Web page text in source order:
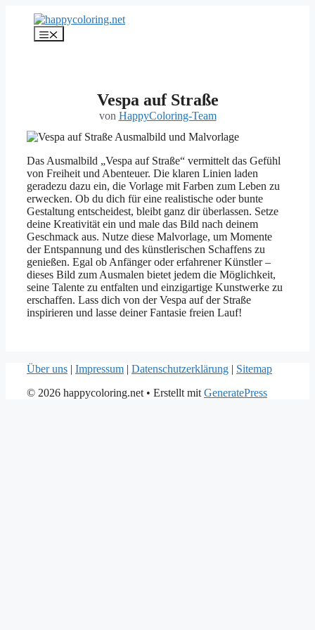
springen
Menü
Vespa auf Straße
von HappyColoring-Team
Das Ausmalbild „Vespa auf Straße“ vermittelt das Gefühl
von Freiheit und Abenteuer. Die klaren Linien laden
geradezu dazu ein, die Vorlage mit Farben zum Leben zu
erwecken. Ob du dich für eine realistische oder bunte
Gestaltung entscheidest, bleibt ganz dir überlassen. Setze
deine Kreativität ein und male das Bild nach deinem
Geschmack aus. Nutze diese Malvorlage, um Momente
der Entspannung und des künstlerischen Schaffens zu
genießen. Egal ob Anfänger oder erfahrener Künstler –
dieses Bild zum Ausmalen bietet jedem die Möglichkeit,
seine Talente zu entfalten und einzigartige Kunstwerke zu
erschaffen. Lass dich von der Vespa auf der Straße
inspirieren und lasse deiner Fantasie freien Lauf!
Über uns | Impressum | Datenschutzerklärung | Sitemap
© 2026 happycoloring.net • Erstellt mit GeneratePress